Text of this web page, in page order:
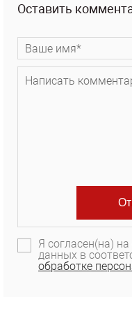
Оставить
Я согласен(на)
данных в
обработке